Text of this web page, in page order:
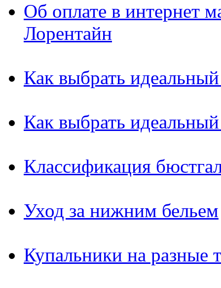
Об оплате в интернет
Лорентайн
Как выбрать
Как выбрать
Классификация
Уход за нижним бельем
Купальники на разные